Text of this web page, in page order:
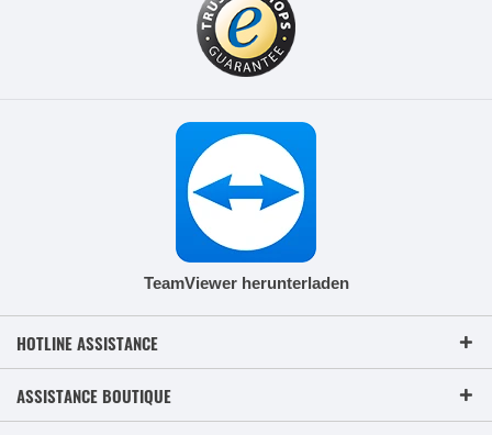
TeamViewer herunterladen
HOTLINE ASSISTANCE
ASSISTANCE BOUTIQUE